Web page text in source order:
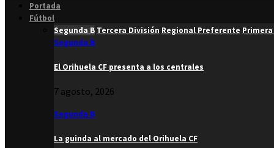
Portada
Fútbol
Segunda B Tercera División Regional Preferente
Segunda B
El Orihuela CF presenta a los centrales
7 agosto, 2026
Segunda B
La guinda al mercado del Orihuela CF